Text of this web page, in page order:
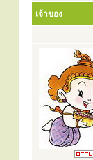
เจ้าของ